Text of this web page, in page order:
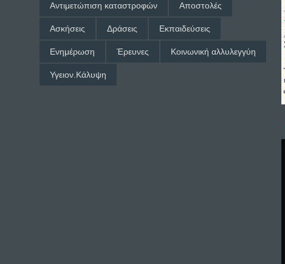
Αντιμετώπιση καταστροφών Αποστολές
Ασκήσεις Δράσεις Εκπαιδεύσεις
Ενημέρωση Έρευνες Κοινωνική αλλυλεγγύη
Υγειον.Κάλυψη